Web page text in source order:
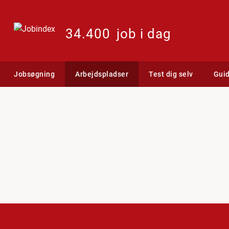
34.400 job i dag
Jobsøgning Arbejdspladser Test dig selv